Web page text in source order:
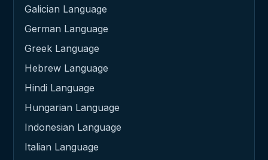
Galician Language
German Language
Greek Language
Hebrew Language
Hindi Language
Hungarian Language
Indonesian Language
Italian Language